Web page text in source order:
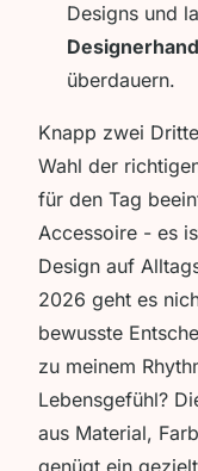
Designs und
überdauern.
Knapp zwei
Wahl der
für den Tag
Accessoire - es
Design auf
2026 geht es
bewusste
zu meinem
Lebensgefühl?
aus Material,